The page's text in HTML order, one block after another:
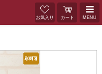
お気入り カート MENU